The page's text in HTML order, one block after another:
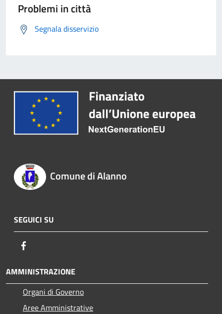
Problemi in città
Segnala disservizio
Comune di Alanno
SEGUICI SU
AMMINISTRAZIONE
Organi di Governo
Aree Amministrative